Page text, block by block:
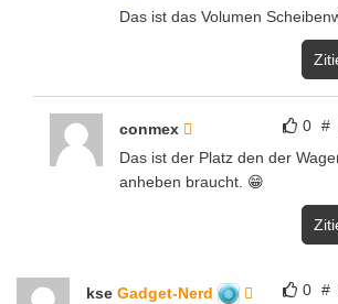
Das ist das Volumen
0 #
conmex
Das ist der Platz den der
anheben braucht. 😁
0 #
kse Gadget-Nerd